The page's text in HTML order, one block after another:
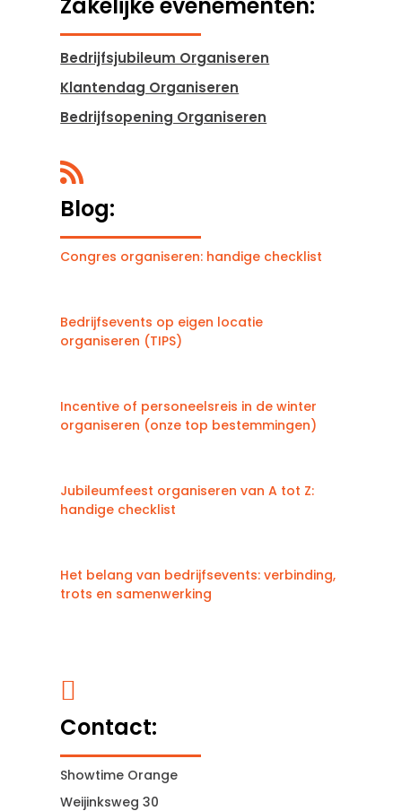
Zakelijke evenementen:
Bedrijfsjubileum Organiseren
Klantendag Organiseren
Bedrijfsopening Organiseren

Blog:
Congres organiseren: handige checklist
Bedrijfsevents op eigen locatie
organiseren (TIPS)
Incentive of personeelsreis in de winter
organiseren (onze top bestemmingen)
Jubileumfeest organiseren van A tot Z:
handige checklist
Het belang van bedrijfsevents: verbinding,
trots en samenwerking

Contact:
Showtime Orange
Weijinksweg 30